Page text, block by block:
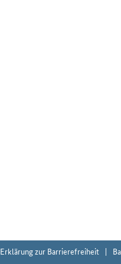
Erklärung zur Barrierefreiheit